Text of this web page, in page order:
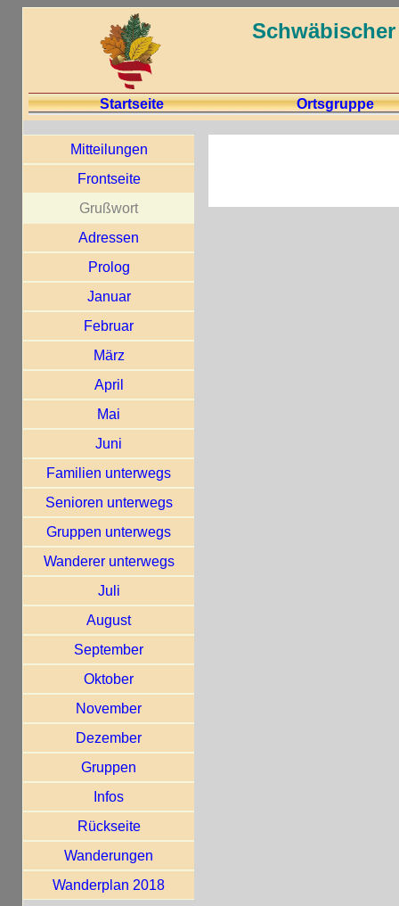
Startseite Ortsgruppe
Mitteilungen
Frontseite
Grußwort
Adressen
Prolog
Januar
Februar
März
April
Mai
Juni
Familien unterwegs
Senioren unterwegs
Gruppen unterwegs
Wanderer unterwegs
Juli
August
September
Oktober
November
Dezember
Gruppen
Infos
Rückseite
Wanderungen
Wanderplan 2018